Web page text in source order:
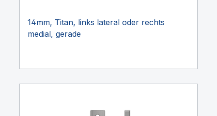
14mm, Titan, links lateral oder rechts
medial, gerade